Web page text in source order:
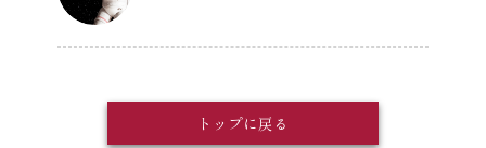
トップに戻る